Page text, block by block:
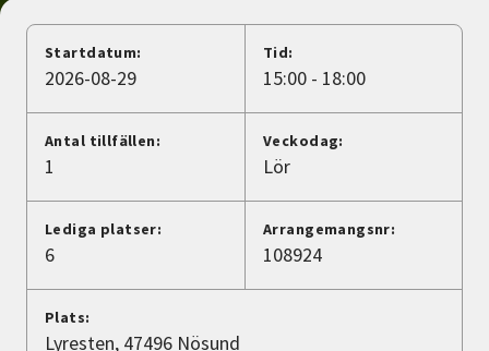
Lyssna
Startdatum:
2026-08-29
Tid:
15:00 - 18:00
Antal tillfällen:
1
Veckodag:
Lör
Lediga platser:
6
Arrangemangsnr:
108924
Plats:
Lyresten, 47496 Nösund